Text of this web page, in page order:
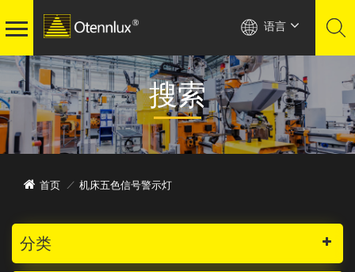
语言
搜索
首页 / 机床五色信号警示灯
分类